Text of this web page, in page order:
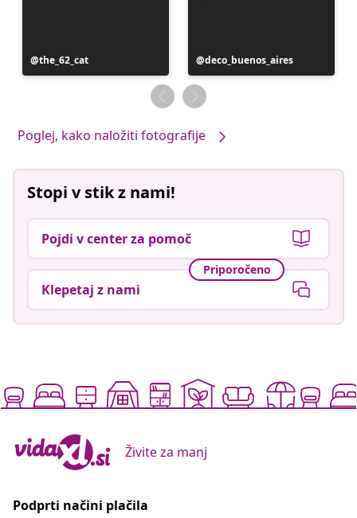
Objavo
je
the_62_cat
Objavo
je
objavil
deco_buenos_aires
Poglej, kako naložiti fotografije
Stopi v stik z nami!
Pojdi v center za pomoč
Priporočeno
Klepetaj z nami
Živite za manj
Podprti načini plačila